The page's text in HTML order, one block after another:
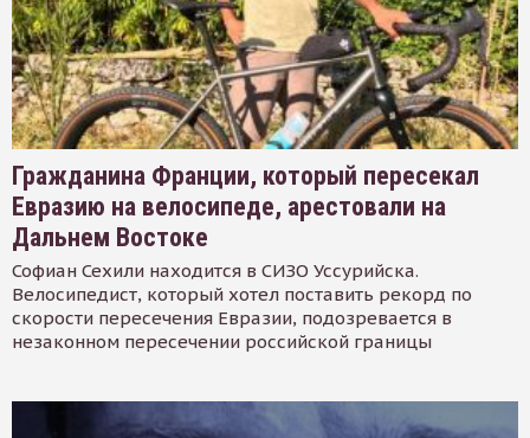
Гражданина Франции, который пересекал
Евразию на велосипеде, арестовали на
Дальнем Востоке
Софиан Сехили находится в СИЗО Уссурийска.
Велосипедист, который хотел поставить рекорд по
скорости пересечения Евразии, подозревается в
незаконном пересечении российской границы